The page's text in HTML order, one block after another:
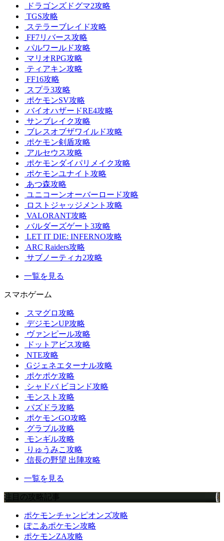
ドラゴンズドグマ2攻略
TGS攻略
ステラーブレイド攻略
FF7リバース攻略
パルワールド攻略
マリオRPG攻略
ティアキン攻略
FF16攻略
スプラ3攻略
ポケモンSV攻略
バイオハザードRE4攻略
サンブレイク攻略
ブレスオブザワイルド攻略
ポケモン剣盾攻略
アルセウス攻略
ポケモンダイパリメイク攻略
ポケモンユナイト攻略
あつ森攻略
ユニコーンオーバーロード攻略
ロストジャッジメント攻略
VALORANT攻略
バルダーズゲート3攻略
LET IT DIE: INFERNO攻略
ARC Raiders攻略
サブノーティカ2攻略
一覧を見る
スマホゲーム
スマグロ攻略
デジモンUP攻略
ヴァンピール攻略
ドットアビス攻略
NTE攻略
Gジェネエターナル攻略
ポケポケ攻略
シャドバ ビヨンド攻略
モンスト攻略
パズドラ攻略
ポケモンGO攻略
グラブル攻略
モンギル攻略
りゅうみこ攻略
信長の野望 出陣攻略
一覧を見る
注目の攻略記事
ポケモンチャンピオンズ攻略
ぽこあポケモン攻略
ポケモンZA攻略